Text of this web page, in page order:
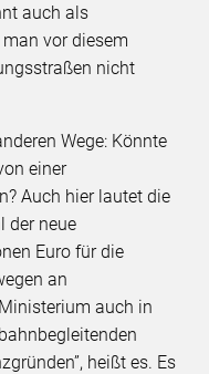
auch als
man vor diesem
nicht
Wege: Könnte
einer
Auch hier lautet die
der neue
Euro für die
an
auch in
heißt es. Es